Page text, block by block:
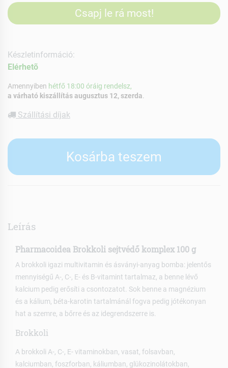
Csapj le rá most!
Készletinformáció:
Elérhetõ
Amennyiben hétfő 18:00 óráig rendelsz,
a várható kiszállítás augusztus 12, szerda
Szállítási díjak
Kosárba teszem
Leírás
Pharmacoidea Brokkoli sejtvédő komplex 100 g
A brokkoli igazi multivitamin és ásványi-anyag bomba: jelentős
mennyiségű A-, C-, E- és B-vitamint tartalmaz, a benne lévő
kalcium pedig erősíti a csontozatot. Sok benne a magnézium
és a kálium, béta-karotin tartalmánál fogva pedig jótékonyan
hat a szemre, a bőrre és az idegrendszerre is.
Brokkoli
A brokkoli A-, C-, E- vitaminokban, vasat, folsavban,
kalciumban, foszforban, káliumban, glükozinolátokban,